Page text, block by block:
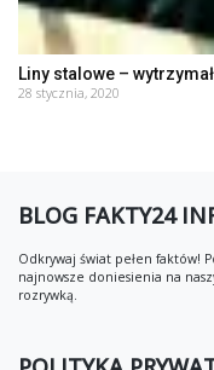
Liny stalowe –
28 stycznia, 2020
BLOG FAKTY24
Odkrywaj świat pełen faktów!
najnowsze doniesienia na
rozrywką.